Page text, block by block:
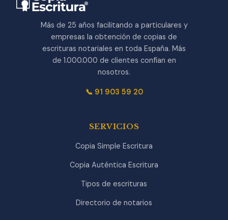
Más de 25 años facilitando a particulares y
empresas la obtención de copias de
escrituras notariales en toda España. Más
de 1.000.000 de clientes confían en
nosotros.
📞 91 903 59 20
SERVICIOS
Copia Simple Escritura
Copia Auténtica Escritura
Tipos de escrituras
Directorio de notarios